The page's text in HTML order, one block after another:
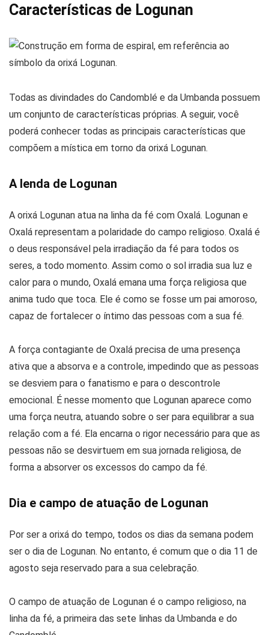
Características de Logunan
Todas as divindades do Candomblé e da Umbanda possuem
um conjunto de características próprias. A seguir, você
poderá conhecer todas as principais características que
compõem a mística em torno da orixá Logunan.
A lenda de Logunan
A orixá Logunan atua na linha da fé com Oxalá. Logunan e
Oxalá representam a polaridade do campo religioso. Oxalá é
o deus responsável pela irradiação da fé para todos os
seres, a todo momento. Assim como o sol irradia sua luz e
calor para o mundo, Oxalá emana uma força religiosa que
anima tudo que toca. Ele é como se fosse um pai amoroso,
capaz de fortalecer o íntimo das pessoas com a sua fé.
A força contagiante de Oxalá precisa de uma presença
ativa que a absorva e a controle, impedindo que as pessoas
se desviem para o fanatismo e para o descontrole
emocional. É nesse momento que Logunan aparece como
uma força neutra, atuando sobre o ser para equilibrar a sua
relação com a fé. Ela encarna o rigor necessário para que as
pessoas não se desvirtuem em sua jornada religiosa, de
forma a absorver os excessos do campo da fé.
Dia e campo de atuação de Logunan
Por ser a orixá do tempo, todos os dias da semana podem
ser o dia de Logunan. No entanto, é comum que o dia 11 de
agosto seja reservado para a sua celebração.
O campo de atuação de Logunan é o campo religioso, na
linha da fé, a primeira das sete linhas da Umbanda e do